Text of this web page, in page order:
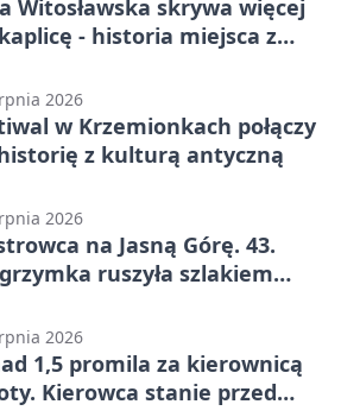
Witosławska skrywa więcej
- historia miejsca z
2026
w Krzemionkach połączy
z kulturą antyczną
2026
na Jasną Górę. 43.
ruszyła szlakiem
2026
1,5 promila za kierownicą
Kierowca stanie przed